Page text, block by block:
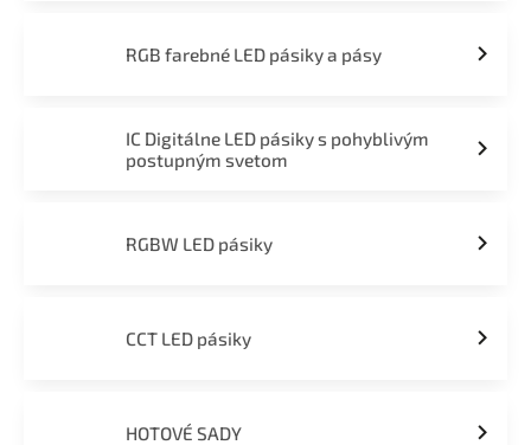
RGB farebné LED pásiky a pásy
IC Digitálne LED pásiky s pohyblivým
postupným svetom
RGBW LED pásiky
CCT LED pásiky
HOTOVÉ SADY